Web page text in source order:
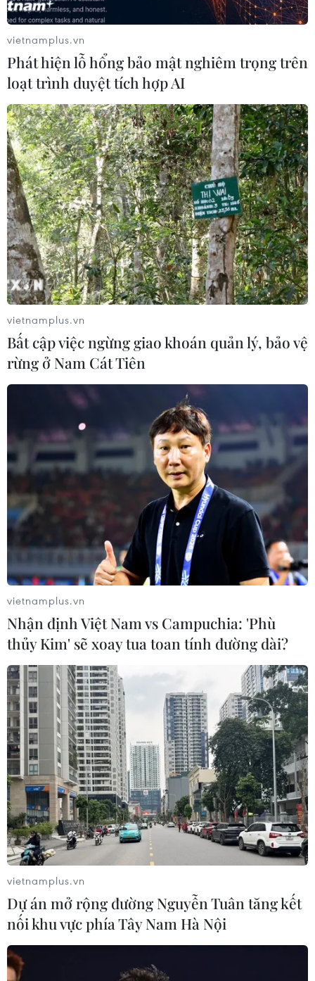
mạnh lãi suất, các chỉ số chứng khoán lớn đã đóng cửa
với mức giảm nhẹ và đồng USD tăng giá trong phiên
giao dịch đầy biến động.
Lạm phát giá nhà tại Mỹ có thể sẽ hạ nhiệt
trong năm 2025
04/09/2024 06:44
Lạm phát giá nhà ở cao dai dẳng đã tăng thêm đáng
kể áp lực giá cả nói chung của Mỹ trong những năm
gần đây, ngay cả khi Fed tăng mạnh lãi suất để đẩy lùi
lạm phát.
vietnamplus.vn
Phát hiện lỗ hổng bảo mật nghiêm trọng trên
loạt trình duyệt tích hợp AI
vietnamplus.vn
Bất cập việc ngừng giao khoán quản lý, bảo vệ
rừng ở Nam Cát Tiên
vietnamplus.vn
Nhận định Việt Nam vs Campuchia: 'Phù
thủy Kim' sẽ xoay tua toan tính đường dài?
vietnamplus.vn
Dự án mở rộng đường Nguyễn Tuân tăng kết
nối khu vực phía Tây Nam Hà Nội